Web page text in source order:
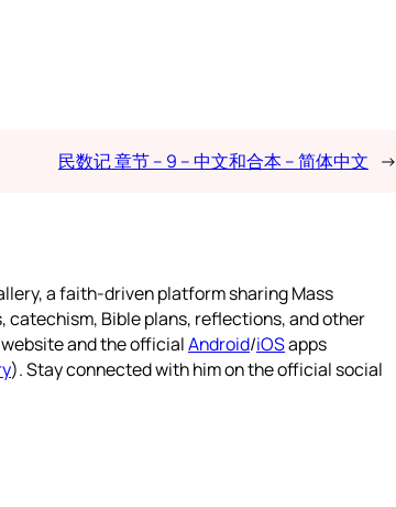
民数记 章节 – 9 – 中文和合本 – 简体中文 →
a faith-driven platform sharing Mass
catechism, Bible plans, reflections, and other
and the officialAndroid/iOSapps
). Stay connected with him on the official social